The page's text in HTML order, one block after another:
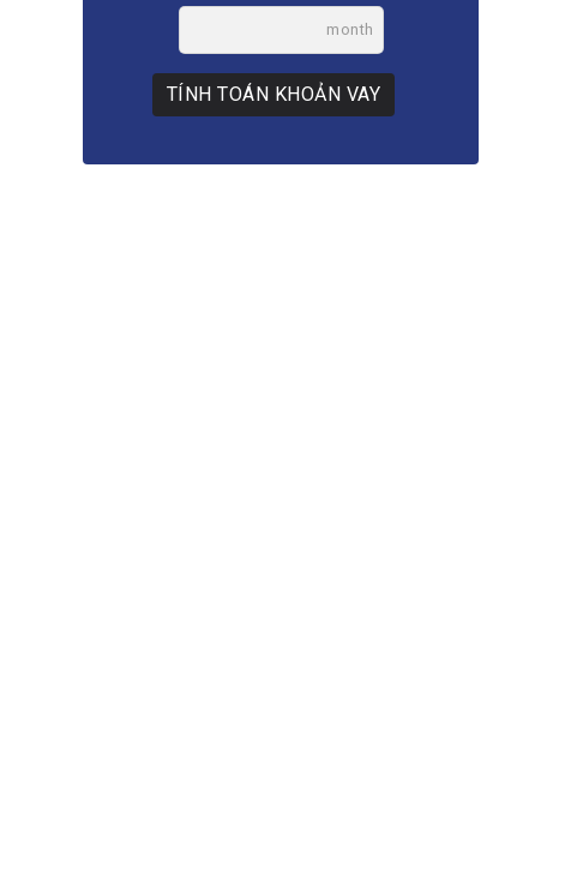
month
TÍNH TOÁN KHOẢN VAY